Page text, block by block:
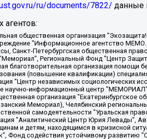
ru/documents/7822/ данные
агентов:
организация "Институт прав человека", Городская общественная организация "Екатеринбургское общество "МЕМОРИАЛ", Городская общественная организация "Рязанское историко-просветительское и правозащитное общество "Мемориал" (Рязанский Мемориал), Челябинский региональный орган общественной самодеятельности – женское общественное объединение "Женщины Евразии", Челябинский региональный орган общественной самодеятельности "Уральская правозащитная группа", Фонд содействия защите здоровья и социальной справедливости имени Андрея Рылькова, Автономная Некоммерческая Организация "Аналитический Центр Юрия Левады", Автономная некоммерческая организация социальной поддержки населения "Проект Апрель", Региональная общественная организация помощи женщинам и детям, находящимся в кризисной ситуации "Информационно-методический центр "Анна", Фонд содействия развитию массовых коммуникаций и правовому просвещению "Так-так-Так", Фонд содействия устойчивому развитию "Серебряная тайга", Свердловский региональный общественный фонд социальных проектов "Новое время", "Idel.Реалии", Кавказ.Реалии, Крым.Реалии, Телеканал Настоящее Время, Татаро-башкирская служба Радио Свобода (Azatliq Radiosi), Радио Свободная Европа/Радио Свобода (PCE/PC), "Сибирь.Реалии", "Фактограф", Благотворительный фонд помощи осужденным и их семьям, Автономная некоммерческая организация "Институт глобализации и социальных движений", Фонд "В защиту прав заключенных", Частное учреждение "Центр поддержки и содействия развитию средств массовой информации", Пензенский региональный общественный благотворительный фонд "Гражданский союз", "Север.Реалии", Некоммерческая организация Фонд "Правовая инициатива", Общество с ограниченной ответственностью "Радио Свободная Европа/Радио Свобода", Чешское информационное агентство "MEDIUM-ORIENT", Красноярская региональная общественная организация "Мы против СПИДа", Камалягин Денис Николаевич, Маркелов Сергей Евгеньевич, Пономарев Лев Александрович, Савицкая Людмила Алексеевна, Автономная некоммерческая организация "Центр по работе с проблемой насилия "НАСИЛИЮ.НЕТ", Межрегиональный профессиональный союз работников здравоохранения "Альянс врачей", Юридическое лицо, зарегистрированное в Латвийской